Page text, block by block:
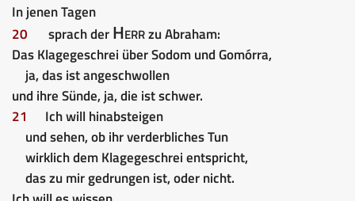
In jenen Tagen
20
sprach derHerrzu Abraham:
Das Klagegeschrei über Sodom und Gomórra,
ja, das ist angeschwollen
und ihre Sünde, ja, die ist schwer.
21
Ich will hinabsteigen
und sehen, ob ihr verderbliches Tun
wirklich dem Klagegeschrei entspricht,
das zu mir gedrungen ist, oder nicht.